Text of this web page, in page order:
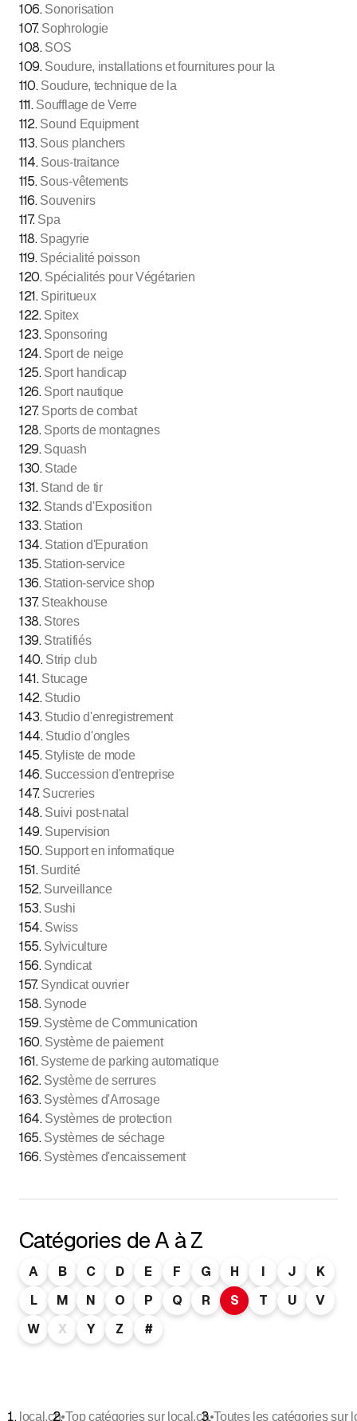
106. Sonorisation
107. Sophrologie
108. SOS
109. Soudure, installations et fournitures pour la
110. Soudure, technique de la
111. Soufflage de Verre
112. Sound Equipment
113. Sous planchers
114. Sous-traitance
115. Sous-vêtements
116. Souvenirs
117. Spa
118. Spagyrie
119. Spécialité poisson
120. Spécialités pour Végétarien
121. Spiritueux
122. Spitex
123. Sponsoring
124. Sport de neige
125. Sport handicap
126. Sport nautique
127. Sports de combat
128. Sports de montagnes
129. Squash
130. Stade
131. Stand de tir
132. Stands d'Exposition
133. Station
134. Station d'Epuration
135. Station-service
136. Station-service shop
137. Steakhouse
138. Stores
139. Stratifiés
140. Strip club
141. Stucage
142. Studio
143. Studio d'enregistrement
144. Studio d'ongles
145. Styliste de mode
146. Succession d'entreprise
147. Sucreries
148. Suivi post-natal
149. Supervision
150. Support en informatique
151. Surdité
152. Surveillance
153. Sushi
154. Swiss
155. Sylviculture
156. Syndicat
157. Syndicat ouvrier
158. Synode
159. Système de Communication
160. Système de paiement
161. Systeme de parking automatique
162. Système de serrures
163. Systèmes d'Arrosage
164. Systèmes de protection
165. Systèmes de séchage
166. Systèmes d'encaissement
Catégories de A à Z
A B C D E F G H I J
K
L
M N O P Q R S T U
V
W
X Y Z #
local.ch•Top catégories sur local.ch•Toutes les catégories sur